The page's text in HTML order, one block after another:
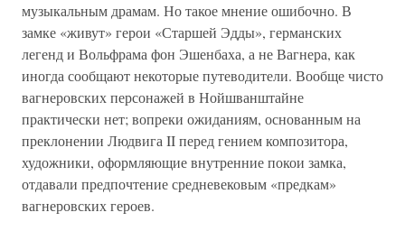
музыкальным драмам. Но такое мнение ошибочно. В
замке «живут» герои «Старшей Эдды», германских
легенд и Вольфрама фон Эшенбаха, а не Вагнера, как
иногда сообщают некоторые путеводители. Вообще чисто
вагнеровских персонажей в Нойшванштайне
практически нет; вопреки ожиданиям, основанным на
преклонении Людвига II перед гением композитора,
художники, оформляющие внутренние покои замка,
отдавали предпочтение средневековым «предкам»
вагнеровских героев.